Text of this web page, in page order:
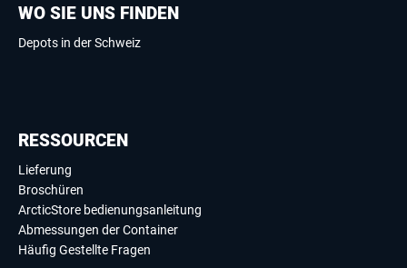
WO SIE UNS FINDEN
Depots in der Schweiz
RESSOURCEN
Lieferung
Broschüren
ArcticStore bedienungsanleitung
Abmessungen der Container
Häufig Gestellte Fragen